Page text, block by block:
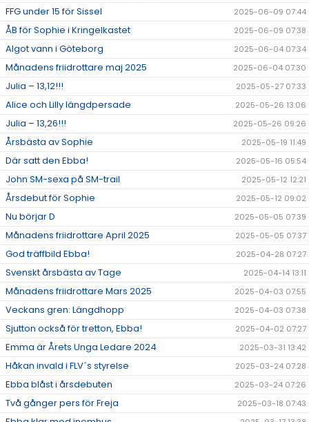
FFG under 15 för Sissel 2025-06-09 07:44
ÅB för Sophie i Kringelkastet 2025-06-09 07:38
Algot vann i Göteborg 2025-06-04 07:34
Månadens friidrottare maj 2025 2025-06-04 07:30
Julia – 13,12!!! 2025-05-27 07:33
Alice och Lilly längdpersade 2025-05-26 13:06
Julia – 13,26!!! 2025-05-26 09:26
Årsbästa av Sophie 2025-05-19 11:49
Där satt den Ebba! 2025-05-16 05:54
John SM-sexa på SM-trail 2025-05-12 12:21
Årsdebut för Sophie 2025-05-12 09:02
Nu börjar D 2025-05-05 07:39
Månadens friidrottare April 2025 2025-05-05 07:37
God träffbild Ebba! 2025-04-28 07:27
Svenskt årsbästa av Tage 2025-04-14 13:11
Månadens friidrottare Mars 2025 2025-04-03 07:55
Veckans gren: Längdhopp 2025-04-03 07:38
Sjutton också för tretton, Ebba! 2025-04-02 07:27
Emma är Årets Unga Ledare 2024 2025-03-31 13:42
Håkan invald i FLV´s styrelse 2025-03-24 07:28
Ebba blåst i årsdebuten 2025-03-24 07:26
Två gånger pers för Freja 2025-03-18 07:43